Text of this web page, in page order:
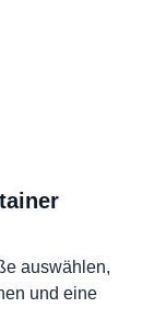
auswählen,
und eine